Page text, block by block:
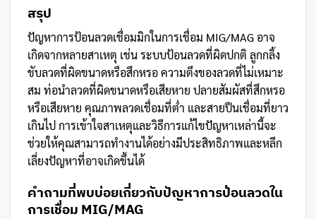
สรุป
ปัญหาการป้อนลวดเชื่อมมิกในการเชื่อม MIG/MAG อาจ
เกิดจากหลายสาเหตุ เช่น ระบบป้อนลวดที่ผิดปกติ ลูกกลิ้ง
ขับลวดที่ผิดขนาดหรือสึกหรอ ความตึงของลวดที่ไม่เหมาะ
สม ท่อนำลวดที่ผิดขนาดหรือเสียหาย ปลายสัมผัสที่สึกหรอ
หรือเสียหาย คุณภาพลวดเชื่อมที่ต่ำ และสายปืนเชื่อมที่ยาว
เกินไป การเข้าใจสาเหตุและวิธีการแก้ไขปัญหาเหล่านี้จะ
ช่วยให้คุณสามารถทำงานได้อย่างมีประสิทธิภาพและหลีก
เลี่ยงปัญหาที่อาจเกิดขึ้นได้
คำถามที่พบบ่อยเกี่ยวกับปัญหาการป้อนลวดใน
การเชื่อม MIG/MAG